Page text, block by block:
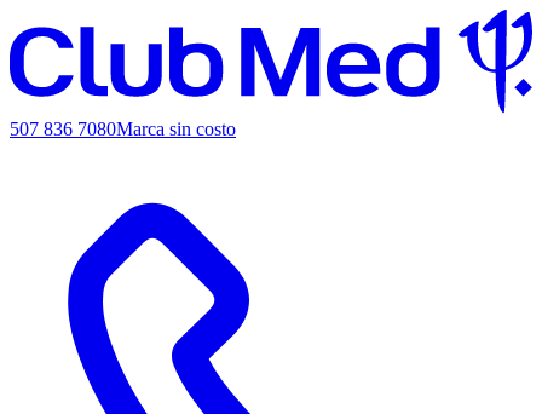
507 836 7080Marca sin costo